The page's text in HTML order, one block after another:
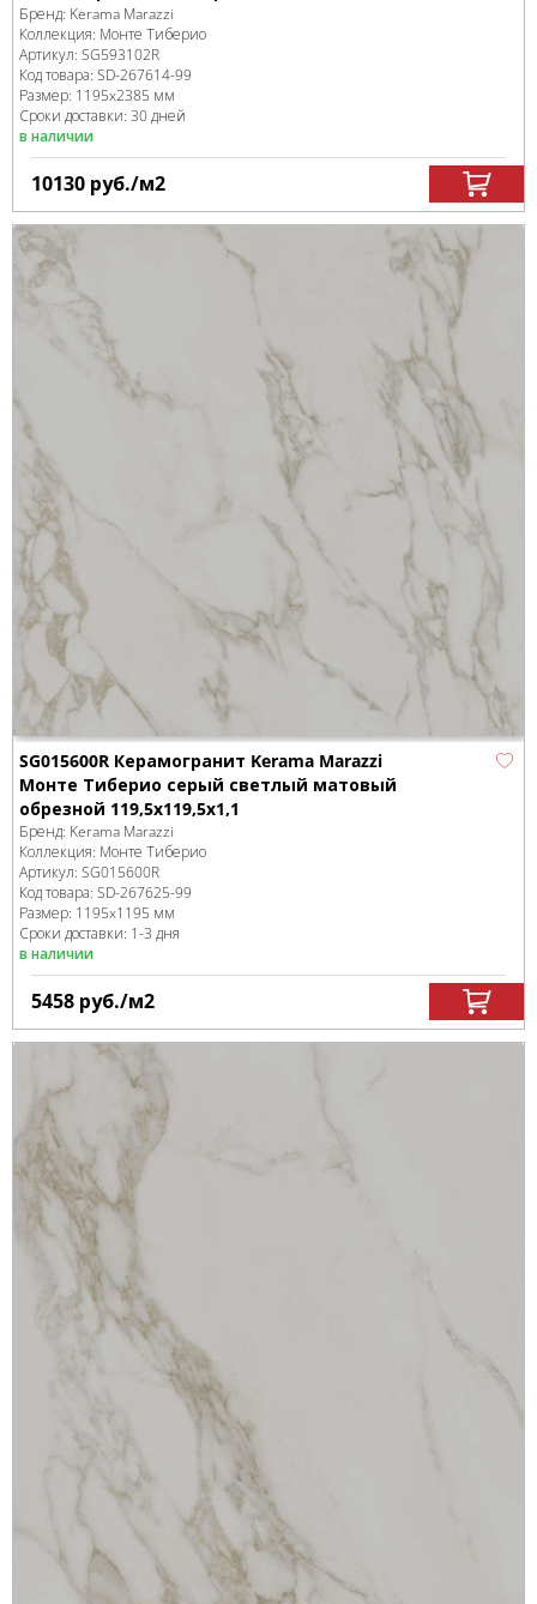
Бренд: Kerama Marazzi
Коллекция: Монте Тиберио
Артикул: SG593102R
Код товара: SD-267614-99
Размер: 1195x2385 мм
Сроки доставки: 30 дней
в наличии
10130 руб./м2
SG015600R Керамогранит Kerama Marazzi
Монте Тиберио серый светлый матовый
обрезной 119,5x119,5x1,1
Бренд: Kerama Marazzi
Коллекция: Монте Тиберио
Артикул: SG015600R
Код товара: SD-267625-99
Размер: 1195x1195 мм
Сроки доставки: 1-3 дня
в наличии
5458 руб./м2